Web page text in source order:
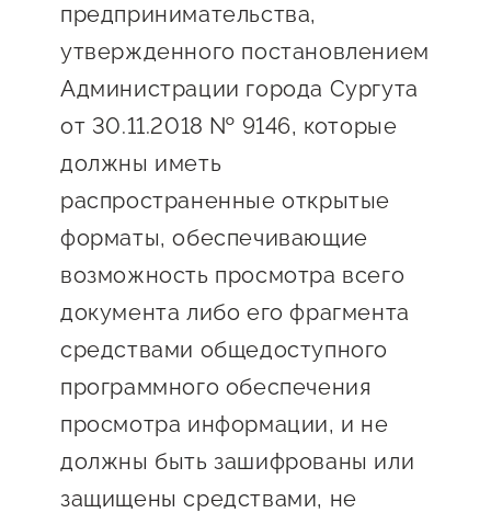
предпринимательства,
утвержденного постановлением
Администрации города Сургута
от 30.11.2018 № 9146, которые
должны иметь
распространенные открытые
форматы, обеспечивающие
возможность просмотра всего
документа либо его фрагмента
средствами общедоступного
программного обеспечения
просмотра информации, и не
должны быть зашифрованы или
защищены средствами, не